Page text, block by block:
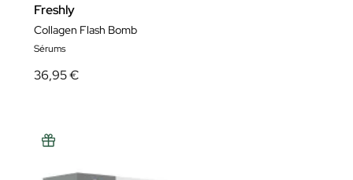
Freshly
Collagen Flash Bomb
Sérums
36,95 €